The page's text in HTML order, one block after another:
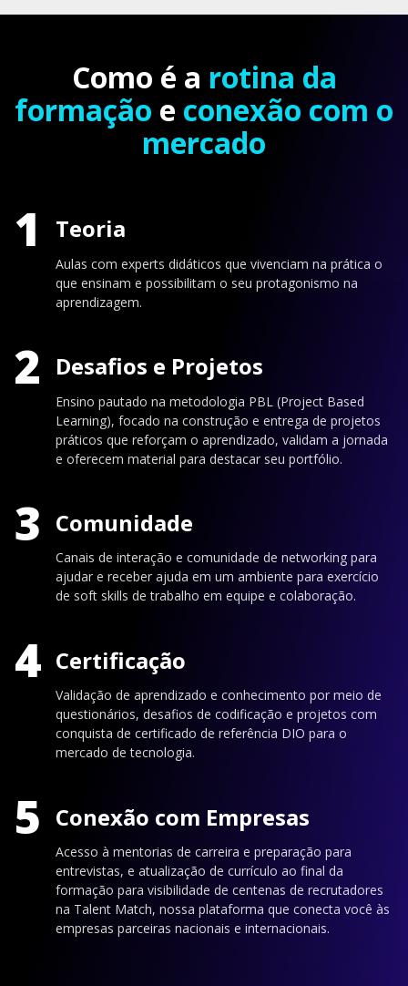
Como é a rotina da
formação e conexão com o
mercado
1 Teoria
Aulas com experts didáticos que vivenciam na prática o
que ensinam e possibilitam o seu protagonismo na
aprendizagem.
2 Desafios e Projetos
Ensino pautado na metodologia PBL (Project Based
Learning), focado na construção e entrega de projetos
práticos que reforçam o aprendizado, validam a jornada
e oferecem material para destacar seu portfólio.
3 Comunidade
Canais de interação e comunidade de networking para
ajudar e receber ajuda em um ambiente para exercício
de soft skills de trabalho em equipe e colaboração.
4 Certificação
Validação de aprendizado e conhecimento por meio de
questionários, desafios de codificação e projetos com
conquista de certificado de referência DIO para o
mercado de tecnologia.
5 Conexão com Empresas
Acesso à mentorias de carreira e preparação para
entrevistas, e atualização de currículo ao final da
formação para visibilidade de centenas de recrutadores
na Talent Match, nossa plataforma que conecta você às
empresas parceiras nacionais e internacionais.